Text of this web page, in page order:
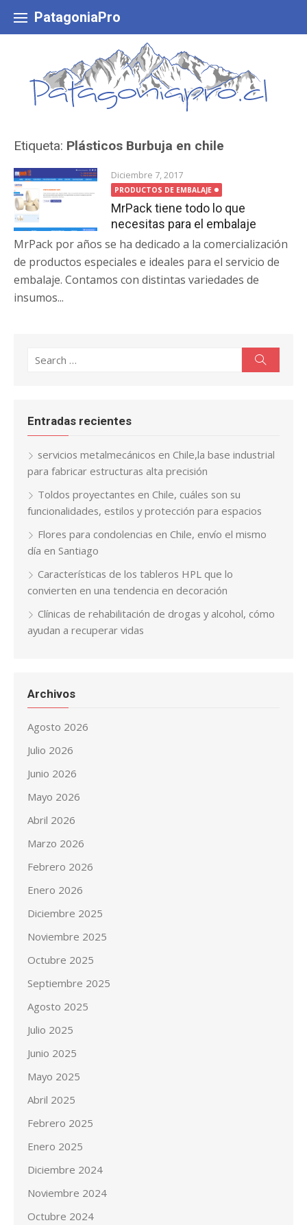
content
PatagoniaPro
Etiqueta: Plásticos Burbuja en chile
Diciembre 7, 2017
PRODUCTOS DE EMBALAJE
MrPack tiene todo lo que
necesitas para el embalaje
MrPack por años se ha dedicado a la comercialización
de productos especiales e ideales para el servicio de
embalaje. Contamos con distintas variedades de
insumos...
for:
Entradas recientes
servicios metalmecánicos en Chile,la base industrial
para fabricar estructuras alta precisión
Toldos proyectantes en Chile, cuáles son su
funcionalidades, estilos y protección para espacios
Flores para condolencias en Chile, envío el mismo
día en Santiago
Características de los tableros HPL que lo
convierten en una tendencia en decoración
Clínicas de rehabilitación de drogas y alcohol, cómo
ayudan a recuperar vidas
Archivos
Agosto 2026
Julio 2026
Junio 2026
Mayo 2026
Abril 2026
Marzo 2026
Febrero 2026
Enero 2026
Diciembre 2025
Noviembre 2025
Octubre 2025
Septiembre 2025
Agosto 2025
Julio 2025
Junio 2025
Mayo 2025
Abril 2025
Febrero 2025
Enero 2025
Diciembre 2024
Noviembre 2024
Octubre 2024